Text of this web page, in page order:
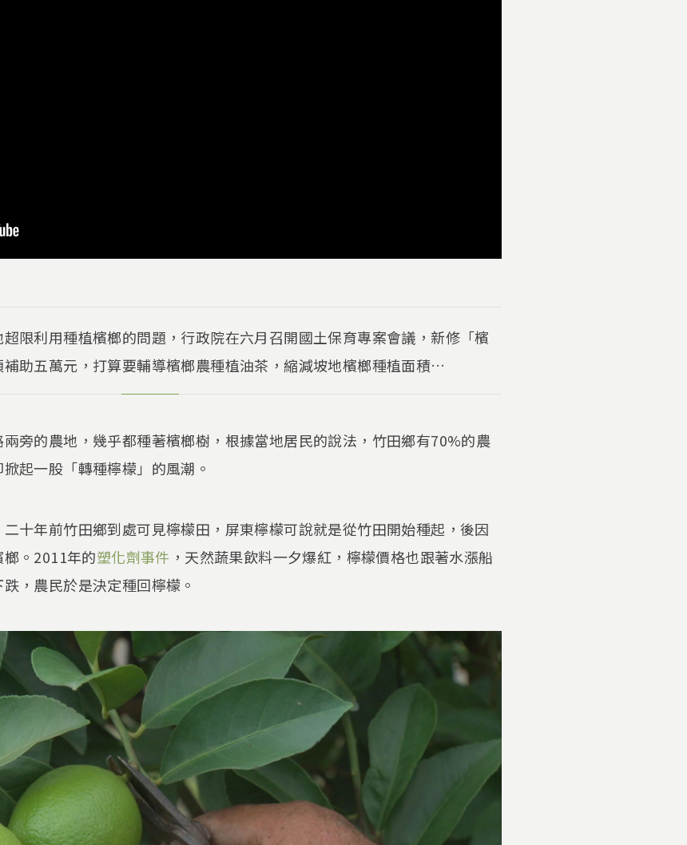
超限利用種植檳榔的問題，行政院在六月召開國土保育專案會議，新修「檳
助五萬元，打算要輔導檳榔農種植油茶，縮減坡地檳榔種植面積…
旁的農地，幾乎都種著檳榔樹，根據當地居民的說法，竹田鄉有70%的農
起一股「轉種檸檬」的風潮。
十年前竹田鄉到處可見檸檬田，屏東檸檬可說就是從竹田開始種起，後因
。2011年的塑化劑事件 ，天然蔬果飲料一夕爆紅，檸檬價格也跟著水漲船
，農民於是決定種回檸檬。